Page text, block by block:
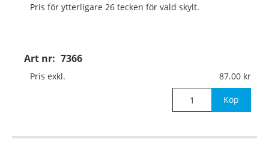
Art nr: 7366
Pris för ytterligare 26 tecken för vald skylt.
Pris exkl. 87.00
Köp